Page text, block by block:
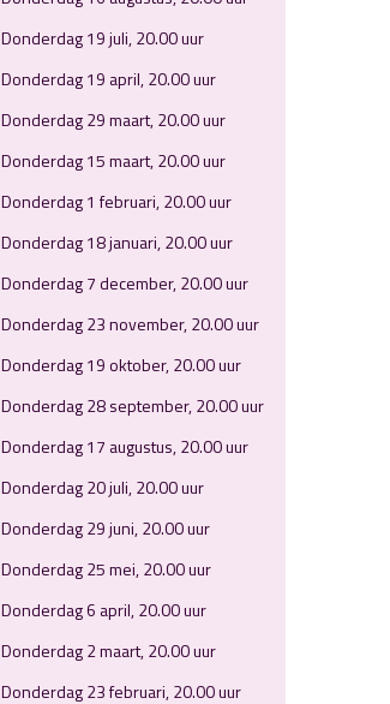
Donderdag 19 juli, 20.00 uur
Donderdag 19 april, 20.00 uur
Donderdag 29 maart, 20.00 uur
Donderdag 15 maart, 20.00 uur
Donderdag 1 februari, 20.00 uur
Donderdag 18 januari, 20.00 uur
Donderdag 7 december, 20.00 uur
Donderdag 23 november, 20.00 uur
Donderdag 19 oktober, 20.00 uur
Donderdag 28 september, 20.00 uur
Donderdag 17 augustus, 20.00 uur
Donderdag 20 juli, 20.00 uur
Donderdag 29 juni, 20.00 uur
Donderdag 25 mei, 20.00 uur
Donderdag 6 april, 20.00 uur
Donderdag 2 maart, 20.00 uur
Donderdag 23 februari, 20.00 uur